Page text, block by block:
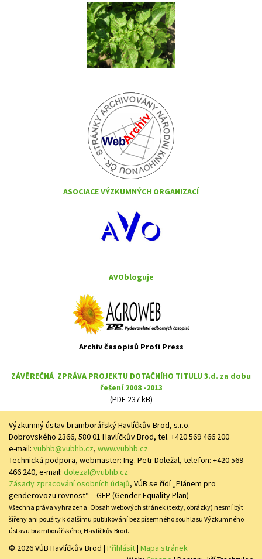
ASOCIACE VÝZKUMNÝCH ORGANIZACÍ
AVObloguje
Archiv časopisů Profi Press
ZÁVĚREČNÁ ZPRÁVA PROJEKTU DOTAČNÍHO TITULU 3.d. za dobu
řešení 2008 -2013
(PDF 237 kB)
Výzkumný ústav bramborářský Havlíčkův Brod, s.r.o.
Dobrovského 2366, 580 01 Havlíčkův Brod, tel. +420 569 466 200
e-mail: vubhb@vubhb.cz, www.vubhb.cz
Technická podpora, webmaster: Ing. Petr Doležal, telefon: +420 569
466 240, e-mail: dolezal@vubhb.cz
Zásady zpracování osobních údajů, VÚB se řídí „Plánem pro
genderovozu rovnost“ – GEP (Gender Equality Plan)
Všechna práva vyhrazena. Obsah webových stránek (texty, obrázky) nesmí být
šířeny ani použity k dalšímu publikování bez písemného souhlasu Výzkumného
ústavu bramborářského, Havlíčkův Brod.
© 2026 VÚB Havlíčkův Brod | Přihlásit| Mapa stránek